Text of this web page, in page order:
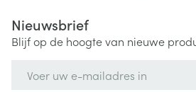
Nieuwsbrief
Blijf op de hoogte van nieuwe